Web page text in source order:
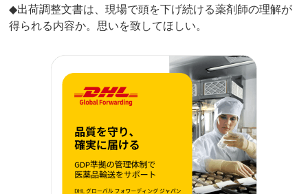
◆出荷調整文書は、現場で頭を下げ続ける薬剤師の理解が
得られる内容か。思いを致してほしい。